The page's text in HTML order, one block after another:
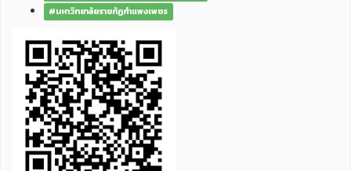
#มหาวิทยาลัยราชภัฏกำแพงเพชร